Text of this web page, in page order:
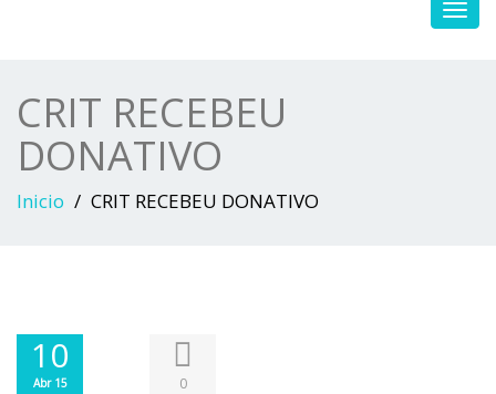
CRIT RECEBEU
DONATIVO
Inicio CRIT RECEBEU DONATIVO
10
Abr 15 0